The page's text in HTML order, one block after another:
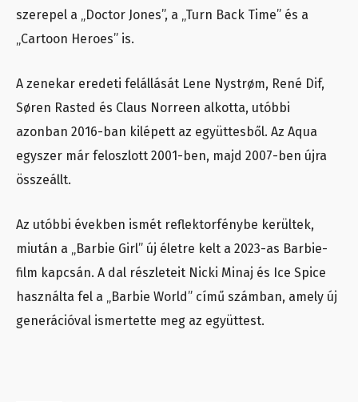
szerepel a „Doctor Jones”, a „Turn Back Time” és a
„Cartoon Heroes” is.
A zenekar eredeti felállását Lene Nystrøm, René Dif,
Søren Rasted és Claus Norreen alkotta, utóbbi
azonban 2016-ban kilépett az együttesből. Az Aqua
egyszer már feloszlott 2001-ben, majd 2007-ben újra
összeállt.
Az utóbbi években ismét reflektorfénybe kerültek,
miután a „Barbie Girl” új életre kelt a 2023-as Barbie-
film kapcsán. A dal részleteit Nicki Minaj és Ice Spice
használta fel a „Barbie World” című számban, amely új
generációval ismertette meg az együttest.